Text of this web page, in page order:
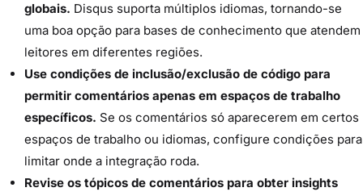
globais. Disqus suporta múltiplos idiomas, tornando-se
uma boa opção para bases de conhecimento que atendem
leitores em diferentes regiões.
Use condições de inclusão/exclusão de código para
permitir comentários apenas em espaços de trabalho
específicos. Se os comentários só aparecerem em certos
espaços de trabalho ou idiomas, configure condições para
limitar onde a integração roda.
Revise os tópicos de comentários para obter insights